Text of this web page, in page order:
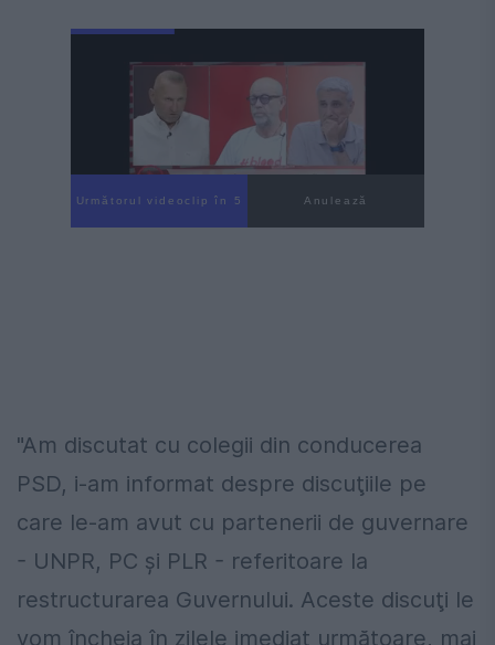
Următorul videoclip în 4 Anulează
"Am discutat cu colegii din conducerea
PSD, i-am informat despre discuţiile pe
care le-am avut cu partenerii de guvernare
- UNPR, PC şi PLR - referitoare la
restructurarea Guvernului. Aceste discuţi le
vom încheia în zilele imediat următoare, mai